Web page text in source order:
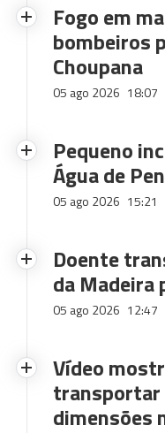
Fogo em
bombeiros
Choupana
05 ago 2026 18:07
Pequeno
Água de
05 ago 2026 15:21
Doente
da Madeira
05 ago 2026 12:47
Vídeo
transportar
dimensões